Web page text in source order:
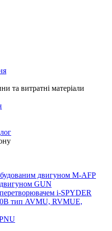
та витратні матеріали
двигуном M-AFP
GUN
i-SPYDER
тип AVMU, RVMUE,